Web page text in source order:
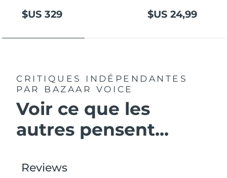
$US 329 $US 24,99
CRITIQUES INDÉPENDANTES
PAR BAZAAR VOICE
Voir ce que les
autres pensent...